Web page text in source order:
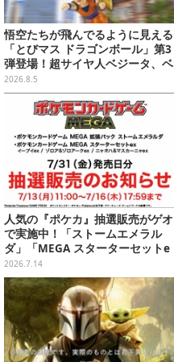
悟空たちが飛んでるように見える
「とびマス ドラゴンボール」第3
弾登場！超サイヤ人ベジータ、ベ
ジットなど全6種
2026.8.5
人気の『ポケカ』抽選販売がゲオ
で実施中！「ストームエメラル
ダ」「MEGA スターターセットe
x」各種の全4商品
2026.7.14